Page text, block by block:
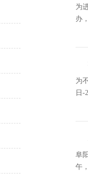
为
办
为
日-
阜
午